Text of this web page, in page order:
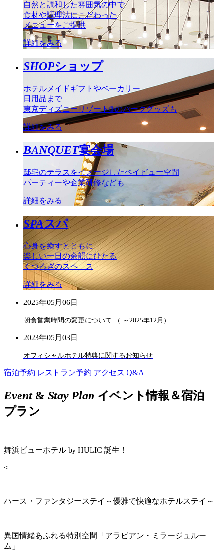
自然と調和した雰囲気の中で
食材や調理法にこだわった
メニューをご提供
詳細をみる
SHOPショップ
ホテルメイドギフトやベーカリー
日用品まで
東京ディズニーリゾート®のパークグッズも
詳細をみる
BANQUET宴会場
邸宅のテラスをイメージしたベイビュー空間
パーティーや企業研修なども
詳細をみる
SPAスパ
心身を癒すとともに
楽しい一日の余韻にひたる
くつろぎのスペース
詳細をみる
2025年05月06日
朝食営業時間の変更について （ ～2025年12月）
2023年05月03日
オフィシャルホテル特典に関するお知らせ
宿泊予約 レストラン予約 アクセス Q&A
Event& Stay Plan イベント情報＆宿泊
プラン
舞浜ビューホテル by HULIC 誕生！
<
ハース・ファンタジーステイ～優雅で快適なホテルステイ～
異国情緒あふれる特別空間「アラビアン・ミラージュルー
ム」